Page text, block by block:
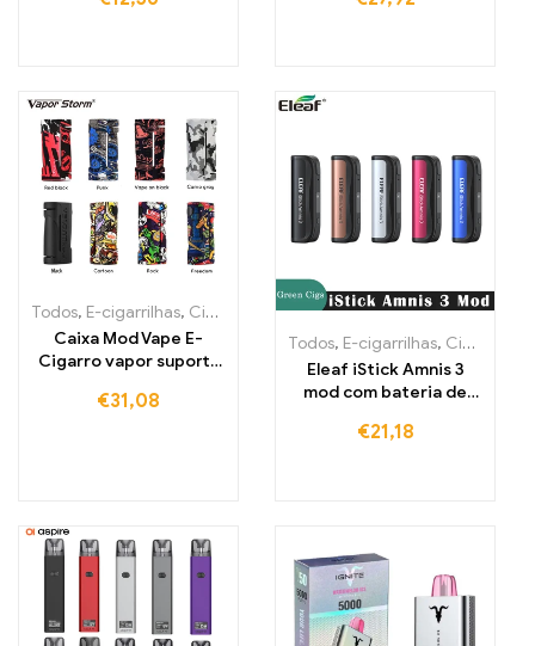
Cigarette eletrónica
Todos, E-cigarrilhas, Cigarros eletrónicos descartáveis Portugal
Caixa Mod Vape E-
Cigarro vapor suporta
€31,08
Todos, E-cigarrilhas, Cigarros eletrónicos descartáveis Portugal
Eleaf iStick Amnis 3
mod com bateria de
€21,18